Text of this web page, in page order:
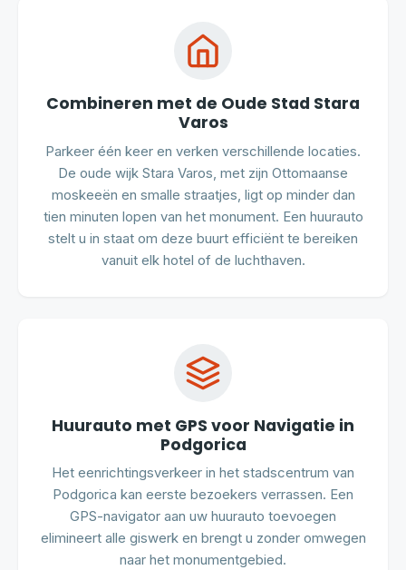
Combineren met de Oude Stad Stara
Varos
Parkeer één keer en verken verschillende locaties.
De oude wijk Stara Varos, met zijn Ottomaanse
moskeeën en smalle straatjes, ligt op minder dan
tien minuten lopen van het monument. Een huurauto
stelt u in staat om deze buurt efficiënt te bereiken
vanuit elk hotel of de luchthaven.
Huurauto met GPS voor Navigatie in
Podgorica
Het eenrichtingsverkeer in het stadscentrum van
Podgorica kan eerste bezoekers verrassen. Een
GPS-navigator aan uw huurauto toevoegen
elimineert alle giswerk en brengt u zonder omwegen
naar het monumentgebied.